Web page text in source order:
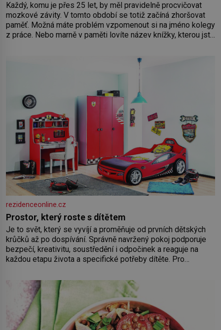
Každý, komu je přes 25 let, by měl pravidelně procvičovat
mozkové závity. V tomto období se totiž začíná zhoršovat
paměť. Možná máte problém vzpomenout si na jméno kolegy
z práce. Nebo marně v paměti lovíte název knížky, kterou jste
rezidenceonline.cz
Prostor, který roste s dítětem
Je to svět, který se vyvíjí a proměňuje od prvních dětských
krůčků až po dospívání. Správně navržený pokoj podporuje
bezpečí, kreativitu, soustředění i odpočinek a reaguje na
každou etapu života a specifické potřeby dítěte. Pro
by pokoj miminka měl působit především klidně a útulně.
Předškolní věk je